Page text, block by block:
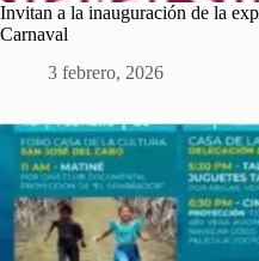
Invitan a la inauguración de la
Carnaval
3 febrero, 2026